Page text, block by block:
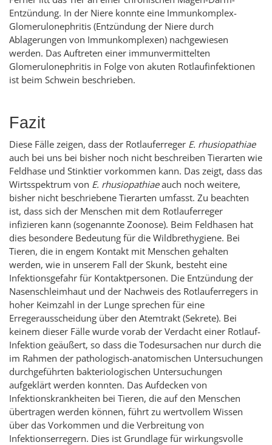
Entzündung. In der Niere konnte eine Immunkomplex-
Glomerulonephritis (Entzündung der Niere durch
Ablagerungen von Immunkomplexen) nachgewiesen
werden. Das Auftreten einer immunvermittelten
Glomerulonephritis in Folge von akuten Rotlaufinfektionen
ist beim Schwein beschrieben.
Fazit
Diese Fälle zeigen, dass der Rotlauferreger E. rhusiopathiae
auch bei uns bei bisher noch nicht beschreiben Tierarten wie
Feldhase und Stinktier vorkommen kann. Das zeigt, dass das
Wirtsspektrum von E. rhusiopathiaeauch noch weitere,
bisher nicht beschriebene Tierarten umfasst. Zu beachten
ist, dass sich der Menschen mit dem Rotlauferreger
infizieren kann (sogenannte Zoonose). Beim Feldhasen hat
dies besondere Bedeutung für die Wildbrethygiene. Bei
Tieren, die in engem Kontakt mit Menschen gehalten
werden, wie in unserem Fall der Skunk, besteht eine
Infektionsgefahr für Kontaktpersonen. Die Entzündung der
Nasenschleimhaut und der Nachweis des Rotlauferregers in
hoher Keimzahl in der Lunge sprechen für eine
Erregerausscheidung über den Atemtrakt (Sekrete). Bei
keinem dieser Fälle wurde vorab der Verdacht einer Rotlauf-
Infektion geäußert, so dass die Todesursachen nur durch die
im Rahmen der pathologisch-anatomischen Untersuchungen
durchgeführten bakteriologischen Untersuchungen
aufgeklärt werden konnten. Das Aufdecken von
Infektionskrankheiten bei Tieren, die auf den Menschen
übertragen werden können, führt zu wertvollem Wissen
über das Vorkommen und die Verbreitung von
Infektionserregern. Dies ist Grundlage für wirkungsvolle